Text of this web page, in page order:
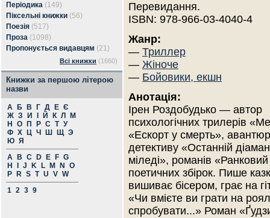
Періодика (149)
Піксельні книжки (56)
Поезія (517)
Проза (1098)
Пропонується видавцям (21)
Всі книжки (1660)
Книжки за першою літерою
назви
А Б В Г Д Е Є
Ж З И Й К Л
М
Н
О П Р С Т У
Ф Х Ц Ч Ш Щ Э
Ю Я
A
B C D E F G
H
J K L M N
O
P
R S T U V W
1 2 3 9
Перевидання.
ISBN: 978-966-03-4040-4
Жанр:
— Триллер
— Жіноче
— Бойовики, екшн
Анотація:
Ірен Роздобудько — автор
психологічних трилерів
«Ескорт у смерть»,
детективу «Останній
міледі», романів
поетичних збірок. Пише
вишиває бісером, грає на
«Чи вмієте ви грати на
спробувати...» Роман